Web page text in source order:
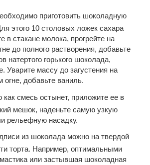
приготовить шоколадную
этого 10 столовых ложек сахара
в стакане молока, прогрейте на
до полного растворения, добавьте
натертого горького шоколада,
Уварите массу до загустения на
огне, добавьте ваниль.
как смесь остынет, приложите ее в
мешок, наденьте самую узкую
рельефную насадку.
из шоколада можно на твердой
торта. Например, оптимальными
или застывшая шоколадная